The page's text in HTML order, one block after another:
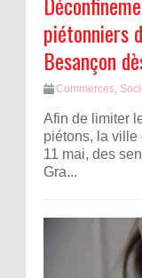
piétonniers
Besançon
Commerces,
Afin de limiter
piétons, la ville
11 mai, des
Gra...